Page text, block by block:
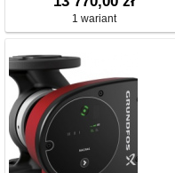
1 wariant